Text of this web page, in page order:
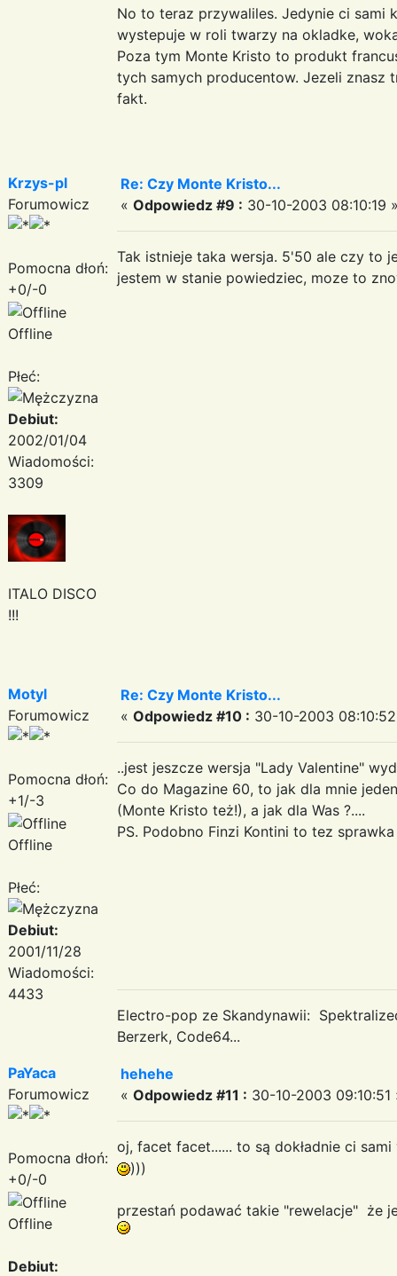
No to teraz przywaliles. Jedynie ci sami
wystepuje w roli twarzy na okladke,
Poza tym Monte Kristo to produkt
tych samych producentow. Jezeli znasz
fakt.
Krzys-pl
Forumowicz
Pomocna dłoń:
+0/-0
Offline
Płeć:
Debiut:
2002/01/04
Wiadomości:
3309
ITALO DISCO
!!!
Re: Czy Monte Kristo...
« Odpowiedz #9 : 30-10-2003 08:10:19
Tak istnieje taka wersja. 5'50 ale czy to
jestem w stanie powiedziec, moze to
Motyl
Forumowicz
Pomocna dłoń:
+1/-3
Offline
Płeć:
Debiut:
2001/11/28
Wiadomości:
4433
Re: Czy Monte Kristo...
« Odpowiedz #10 : 30-10-2003
..jest jeszcze wersja "Lady Valentine"
Co do Magazine 60, to jak dla mnie
(Monte Kristo też!), a jak dla Was ?....
PS. Podobno Finzi Kontini to tez
Electro-pop ze Skandynawii:
Berzerk, Code64...
PaYaca
Forumowicz
Pomocna dłoń:
+0/-0
Offline
Debiut:
hehehe
« Odpowiedz #11 : 30-10-2003 09:10:51
oj, facet facet...... to są dokładnie ci
)))
przestań podawać takie "rewelacje" że